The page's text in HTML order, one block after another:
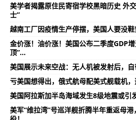
美学者揭露原住民寄宿学校黑暗历史 外
士”
越南工厂因疫情生产停摆，美国人要没鞋
金价涨！油价涨！美国公布二季度GDP
顶”…
美国展示未来空战：无人机被发射后，
亏美国想得出，俄式航母配美式舰载机，
美国阿拉斯加半岛海域发生8级地震或引
美军“维拉湾”号巡洋舰折腾半年重返母